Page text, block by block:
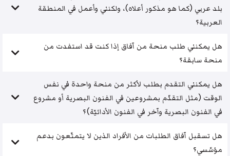
بلد عربي (كما هو مذكور أعلاه)، ولكنني وأعمل في المنطقة
العربية؟
هل يمكنني طلب منحة من آفاق إذا كنت قد استفدت من
منحة سابقة؟
هل يمكنني التقدم بطلب لأكثر من منحة واحدة في نفس
الوقت (مثل التقدّم بمشروعين في الفنون البصرية أو مشروع
في الفنون البصرية وآخر في الفنون الأدائيّة)؟
هل تسقبل آفاق الطلبات من الأفراد الذين لا يتمتّعون بدعم
مؤسّسي؟